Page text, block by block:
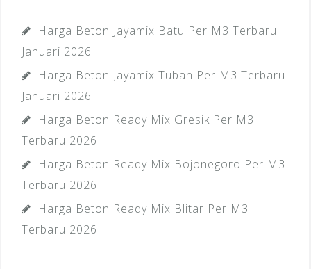
Harga Beton Jayamix Batu Per M3 Terbaru
Januari 2026
Harga Beton Jayamix Tuban Per M3 Terbaru
Januari 2026
Harga Beton Ready Mix Gresik Per M3
Terbaru 2026
Harga Beton Ready Mix Bojonegoro Per M3
Terbaru 2026
Harga Beton Ready Mix Blitar Per M3
Terbaru 2026